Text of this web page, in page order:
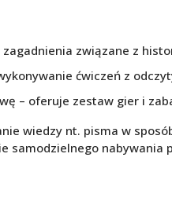
związane z
ćwiczeń z
– oferuje zestaw gier i
wiedzy nt. pisma w
samodzielnego nabywania